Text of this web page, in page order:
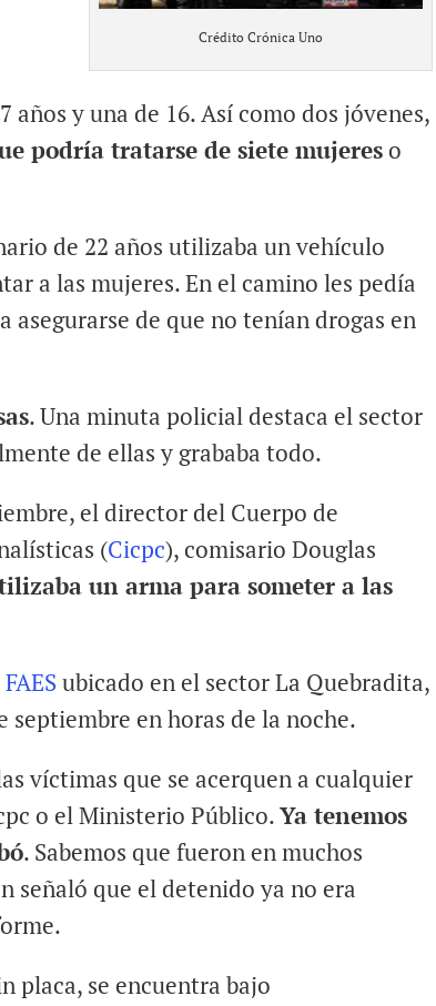
Crédito Crónica Uno
años y una de 16. Así como dos jóvenes,
podría tratarse de siete mujereso
de 22 años utilizaba un vehículo
a las mujeres. En el camino les pedía
de que no tenían drogas en
. Una minuta policial destaca el sector
de ellas y grababa todo.
el director del Cuerpo de
(Cicpc), comisario Douglas
un arma para someter a las
FAES ubicado en el sector La Quebradita,
septiembre en horas de la noche.
víctimas que se acerquen a cualquier
o el Ministerio Público.Ya tenemos
. Sabemos que fueron en muchos
señaló que el detenido ya no era
placa, se encuentra bajo